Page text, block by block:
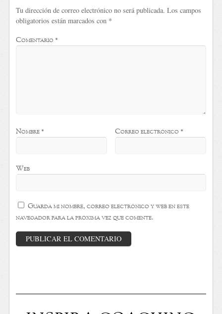
Tu dirección de correo electrónico no será publicada. Los campos
obligatorios están marcados con *
Comentario *
Nombre * Correo electrónico *
Web
Guarda mi nombre, correo electrónico y web en este
navegador para la próxima vez que comente.